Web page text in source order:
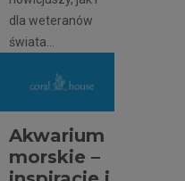
dla weteranów
świata...
Akwarium
morskie –